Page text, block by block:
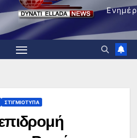
ΣΤΙΓΜΙΌΤΥΠΑ